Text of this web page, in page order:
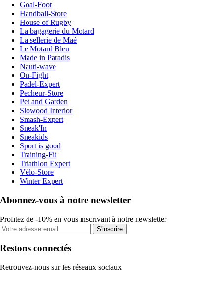
Goal-Foot
Handball-Store
House of Rugby
La bagagerie du Motard
La sellerie de Maé
Le Motard Bleu
Made in Paradis
Nauti-wave
On-Fight
Padel-Expert
Pecheur-Store
Pet and Garden
Slowood Interior
Smash-Expert
Sneak'In
Sneakids
Sport is good
Training-Fit
Triathlon Expert
Vélo-Store
Winter Expert
Abonnez-vous à notre newsletter
Profitez de -10% en vous inscrivant à notre newsletter
S'inscrire
Restons connectés
Retrouvez-nous sur les réseaux sociaux